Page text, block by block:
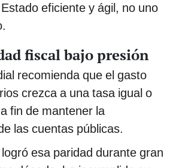
eficiente y ágil, no uno
fiscal bajo presión
recomienda que el gasto
crezca a una tasa igual o
fin de mantener la
las cuentas públicas.
esa paridad durante gran